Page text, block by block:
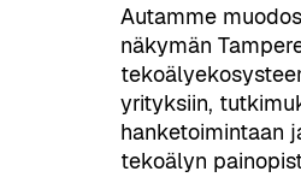
Autamme
näkymän
yrityksiin,
hanketoimintaan
tekoälyn